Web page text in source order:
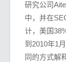
研究公司
中，并在
计，美国
到2010年1
同的方式解